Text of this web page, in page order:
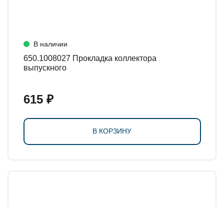
В наличии
650.1008027 Прокладка коллектора
выпускного
615 ₽
В КОРЗИНУ